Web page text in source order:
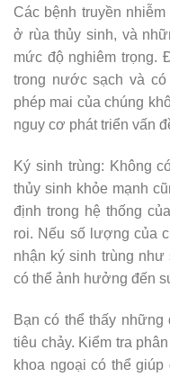
Các bệnh truyền
ở rùa thủy sinh, và
mức độ nghiêm trọng.
trong nước sạch và
phép mai của chúng
nguy cơ phát triển vấn
Ký sinh trùng: Không
thủy sinh khỏe mạnh
định trong hệ thống
roi. Nếu số lượng của
nhận ký sinh trùng
có thể ảnh hưởng đến
Bạn có thể thấy
tiêu chảy. Kiểm tra
khoa ngoại có thể